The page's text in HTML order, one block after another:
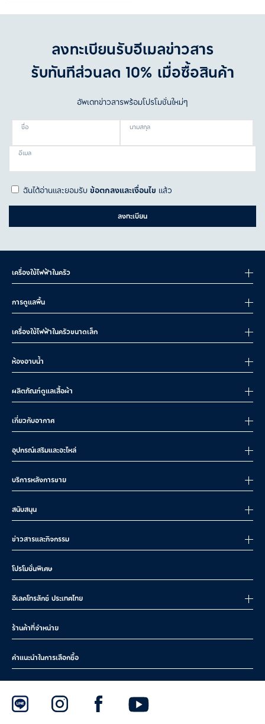
ลงทะเบียนรับอีเมลข่าวสาร
รับทันทีส่วนลด 10% เมื่อซื้อสินค้า
อัพเดทข่าวสารพร้อมโปรโมชั่นใหม่ๆ
ชื่อ นามสกุล
อีเมล
ฉันได้อ่านและยอมรับข้อตกลงและเงื่อนไข แล้ว
ลงทะเบียน
เครื่องใช้ไฟฟ้าในครัว
การดูแลพื้น
เครื่องใช้ไฟฟ้าในครัวขนาดเล็ก
ห้องอาบน้ำ
ผลิตภัณฑ์ดูแลเสื้อผ้า
เกี่ยวกับอากาศ
อุปกรณ์เสริมและอะไหล่
บริการหลังการขาย
สนับสนุน
ข่าวสารและกิจกรรม
โปรโมชั่นพิเศษ
อีเลคโทรลักซ์ ประเทศไทย
ร้านค้าที่จำหน่าย
คำแนะนำในการเลือกซื้อ